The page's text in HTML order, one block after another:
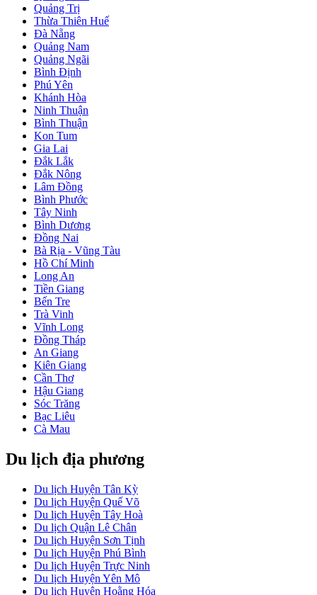
Quảng Trị
Thừa Thiên Huế
Đà Nẵng
Quảng Nam
Quảng Ngãi
Bình Định
Phú Yên
Khánh Hòa
Ninh Thuận
Bình Thuận
Kon Tum
Gia Lai
Đắk Lắk
Đắk Nông
Lâm Đồng
Bình Phước
Tây Ninh
Bình Dương
Đồng Nai
Bà Rịa - Vũng Tàu
Hồ Chí Minh
Long An
Tiền Giang
Bến Tre
Trà Vinh
Vĩnh Long
Đồng Tháp
An Giang
Kiên Giang
Cần Thơ
Hậu Giang
Sóc Trăng
Bạc Liêu
Cà Mau
Du lịch địa phương
Du lịch Huyện Tân Kỳ
Du lịch Huyện Quế Võ
Du lịch Huyện Tây Hoà
Du lịch Quận Lê Chân
Du lịch Huyện Sơn Tịnh
Du lịch Huyện Phú Bình
Du lịch Huyện Trực Ninh
Du lịch Huyện Yên Mô
Du lịch Huyện Hoằng Hóa